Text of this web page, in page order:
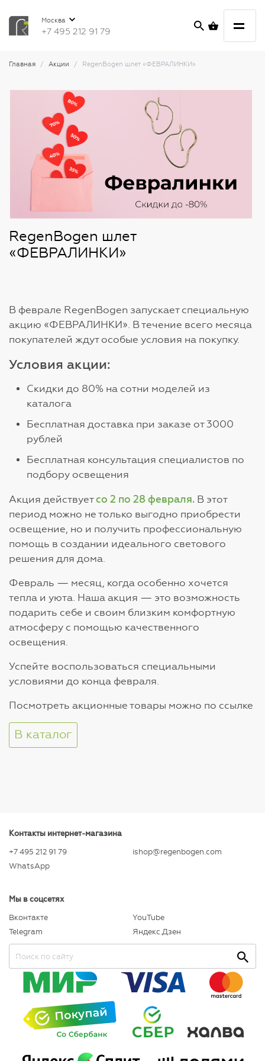
Москва
+7 495 212 91 79
Главная Акции RegenBogen шлет «ФЕВРАЛИНКИ»
RegenBogen шлет
«ФЕВРАЛИНКИ»
В феврале RegenBogen запускает специальную
акцию «ФЕВРАЛИНКИ». В течение всего месяца
покупателей ждут особые условия на покупку.
Условия акции:
Скидки до 80% на сотни моделей из
каталога
Бесплатная доставка при заказе от 3000
рублей
Бесплатная консультация специалистов по
подбору освещения
Акция действуетсо 2 по 28 февраля. В этот
период можно не только выгодно приобрести
освещение, но и получить профессиональную
помощь в создании идеального светового
решения для дома.
Февраль — месяц, когда особенно хочется
тепла и уюта. Наша акция — это возможность
подарить себе и своим близким комфортную
атмосферу с помощью качественного
освещения.
Успейте воспользоваться специальными
условиями до конца февраля.
Посмотреть акционные товары можно по ссылке
В каталог
Контакты интернет-магазина
+7 495 212 91 79
WhatsApp
ishop@regenbogen.com
Мы в соцсетях
Вконтакте
Telegram
YouTube
Яндекс.Дзен